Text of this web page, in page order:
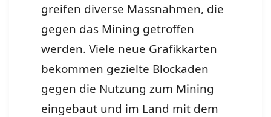
greifen diverse Massnahmen, die
gegen das Mining getroffen
werden. Viele neue Grafikkarten
bekommen gezielte Blockaden
gegen die Nutzung zum Mining
eingebaut und im Land mit dem